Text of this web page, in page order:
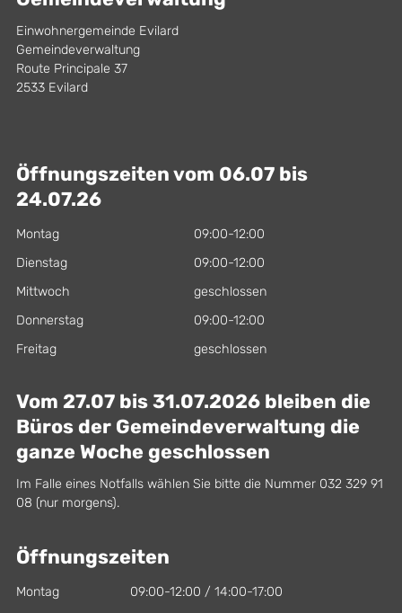
Einwohnergemeinde Evilard
Gemeindeverwaltung
Route Principale 37
2533 Evilard
Öffnungszeiten vom 06.07 bis
24.07.26
Montag
09:00-12:00
Dienstag
09:00-12:00
Mittwoch
geschlossen
Donnerstag
09:00-12:00
Freitag
geschlossen
Vom 27.07 bis 31.07.2026 bleiben die
Büros der Gemeindeverwaltung die
ganze Woche geschlossen
Im Falle eines Notfalls wählen Sie bitte die Nummer 032 329 91
08 (nur morgens).
Öffnungszeiten
Montag
09:00-12:00 / 14:00-17:00